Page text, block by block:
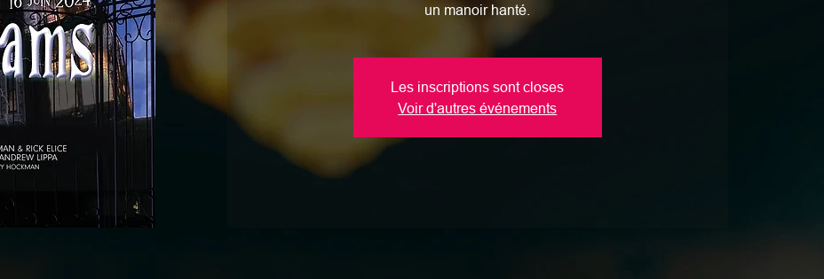
un manoir hanté.
Les inscriptions sont closes
Voir d'autres événements